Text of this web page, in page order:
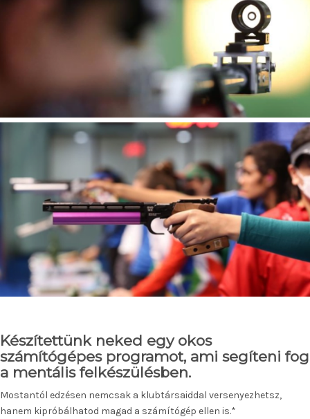
Készítettünk neked egy okos
számítógépes programot, ami segíteni fog
a mentális felkészülésben.
Mostantól edzésen nemcsak a klubtársaiddal versenyezhetsz,
hanem kipróbálhatod magad a számítógép ellen is.*